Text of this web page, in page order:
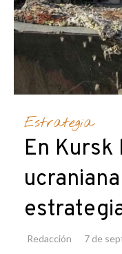
Estrategia
En
Redacción 7 de